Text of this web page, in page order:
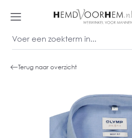
Terug naar overzicht